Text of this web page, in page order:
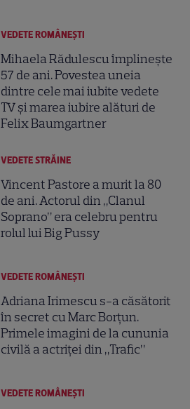
VEDETE ROMÂNEŞTI
Mihaela Rădulescu împlinește
57 de ani. Povestea uneia
dintre cele mai iubite vedete
TV și marea iubire alături de
Felix Baumgartner
VEDETE STRĂINE
Vincent Pastore a murit la 80
de ani. Actorul din „Clanul
Soprano” era celebru pentru
rolul lui Big Pussy
VEDETE ROMÂNEŞTI
Adriana Irimescu s-a căsătorit
în secret cu Marc Borțun.
Primele imagini de la cununia
civilă a actriței din „Trafic”
VEDETE ROMÂNEŞTI